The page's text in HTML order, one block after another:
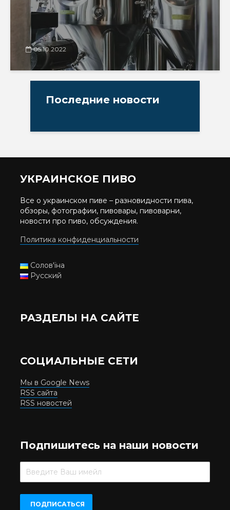
05.10.2022
Последние новости
УКРАИНСКОЕ ПИВО
Все о украинском пиве – разновидности пива,
обзоры, фотографии, пивовары, пивоварни,
новости про пиво, обсуждения.
Политика конфиденциальности
Солов'їна
Русский
РАЗДЕЛЫ НА САЙТЕ
СОЦИАЛЬНЫЕ СЕТИ
Мы в Google News
RSS сайта
RSS новостей
Подпишитесь на наши новости